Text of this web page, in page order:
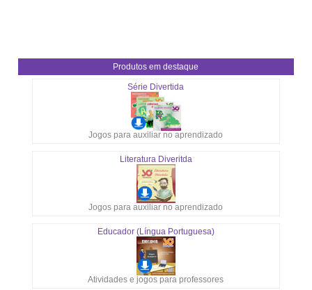
Produtos em destaque
Série Divertida
Jogos para auxiliar no aprendizado
Literatura Diveritda
Jogos para auxiliar no aprendizado
Educador (Língua Portuguesa)
Atividades e jogos para professores